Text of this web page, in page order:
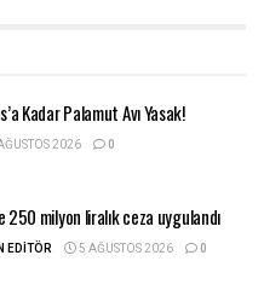
Kadar Palamut Avı Yasak!
2026 0
250 milyon liralık ceza uygulandı
EDITÖR 5 AĞUSTOS 2026 0